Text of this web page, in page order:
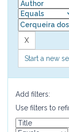
Start a new
Add filters:
Use filters to